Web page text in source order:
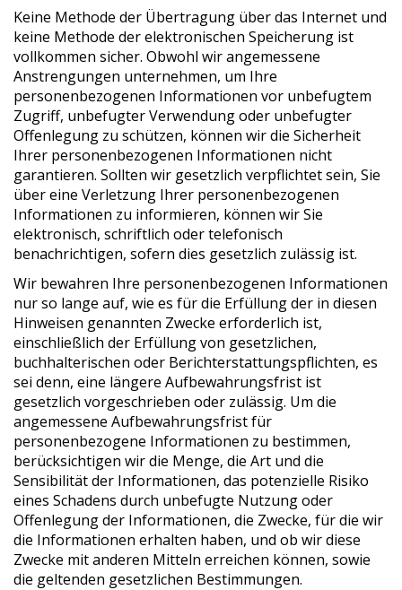
Keine Methode der Übertragung über das Internet und
keine Methode der elektronischen Speicherung ist
vollkommen sicher. Obwohl wir angemessene
Anstrengungen unternehmen, um Ihre
personenbezogenen Informationen vor unbefugtem
Zugriff, unbefugter Verwendung oder unbefugter
Offenlegung zu schützen, können wir die Sicherheit
Ihrer personenbezogenen Informationen nicht
garantieren. Sollten wir gesetzlich verpflichtet sein, Sie
über eine Verletzung Ihrer personenbezogenen
Informationen zu informieren, können wir Sie
elektronisch, schriftlich oder telefonisch
benachrichtigen, sofern dies gesetzlich zulässig ist.
Wir bewahren Ihre personenbezogenen Informationen
nur so lange auf, wie es für die Erfüllung der in diesen
Hinweisen genannten Zwecke erforderlich ist,
einschließlich der Erfüllung von gesetzlichen,
buchhalterischen oder Berichterstattungspflichten, es
sei denn, eine längere Aufbewahrungsfrist ist
gesetzlich vorgeschrieben oder zulässig. Um die
angemessene Aufbewahrungsfrist für
personenbezogene Informationen zu bestimmen,
berücksichtigen wir die Menge, die Art und die
Sensibilität der Informationen, das potenzielle Risiko
eines Schadens durch unbefugte Nutzung oder
Offenlegung der Informationen, die Zwecke, für die wir
die Informationen erhalten haben, und ob wir diese
Zwecke mit anderen Mitteln erreichen können, sowie
die geltenden gesetzlichen Bestimmungen.